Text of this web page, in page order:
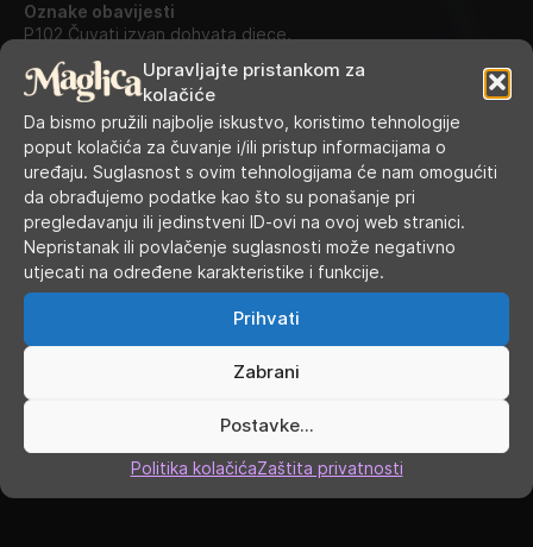
Upravljajte pristankom za
kolačiće
Da bismo pružili najbolje iskustvo, koristimo tehnologije
poput kolačića za čuvanje i/ili pristup informacijama o
uređaju. Suglasnost s ovim tehnologijama će nam omogućiti
da obrađujemo podatke kao što su ponašanje pri
pregledavanju ili jedinstveni ID-ovi na ovoj web stranici.
Nepristanak ili povlačenje suglasnosti može negativno
utjecati na određene karakteristike i funkcije.
Prihvati
Zabrani
Postavke...
Politika kolačićaZaštita privatnosti
Oznake obavijesti
P102 Čuvati izvan dohvata djece.
P264 Nakon uporabe temeljito oprati ruke.
P271 Rabiti samo na otvorenom ili u dobro prozračenom
prostoru.
P301 + P31 AKO SE PROGUTA: odmah nazvati CENTAR ZA
KONTROLU OTROVANJA/liječnika
P405 Skladištiti pod ključem.
P501 Odložiti sadržaj/spremnik u skladu s lokalnim propisima
o odvojenom sakupljanju otpada.
SKU: N/A
Kategorije:
E-tekućine